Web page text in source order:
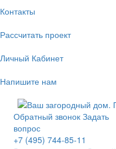
Контакты
Рассчитать проект
Личный Кабинет
Напишите нам
Обратный звонок Задать
вопрос
+7 (495) 744-85-11